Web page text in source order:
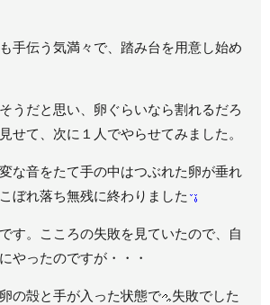
手伝う気満々で、踏み台を用意し始め
うだと思い、卵ぐらいなら割れるだろ
せて、次に１人でやらせてみました。
な音をたて手の中はつぶれた卵が垂れ
ぼれ落ち無残に終わりました
す。こころの失敗を見ていたので、自
やったのですが・・・
の殻と手が入った状態で 失敗でした